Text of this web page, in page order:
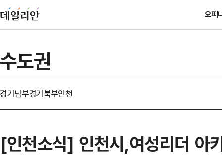
오피
수도권
경기남부경기북부인천
[인천소식] 인천시,여성리더 아